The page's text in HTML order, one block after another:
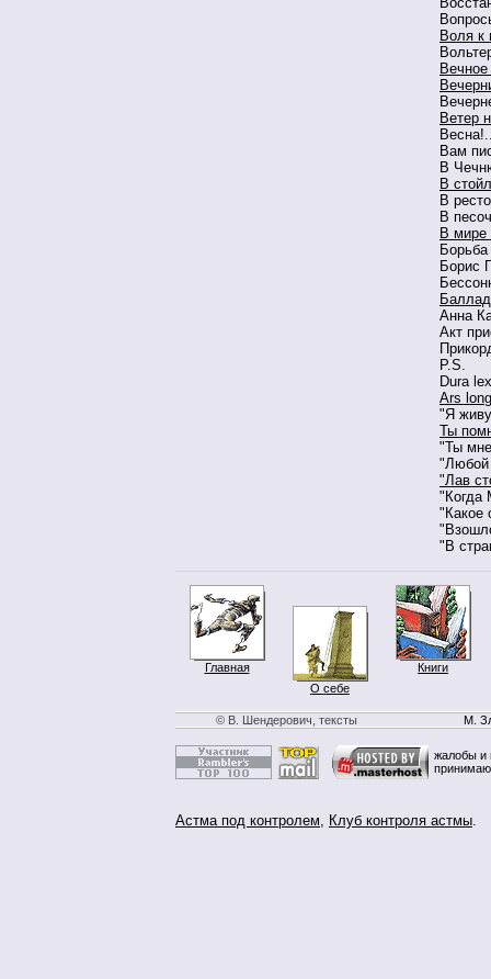
Воля к
Ветер
Вам
В
В
В
В
В мире
Борис
Анна
Акт
P.S.
Dura
Ars
"Я
Ты
"Ты
"Любой
"Лав
"Когда
"Какое
"В
Главная
О себе
Книги
© В. Шендерович, тексты М.
жалобы и
Астма под контролем, Клуб контроля астмы.